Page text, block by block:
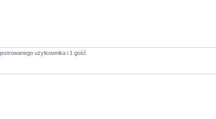
użytkownika i 1 gość